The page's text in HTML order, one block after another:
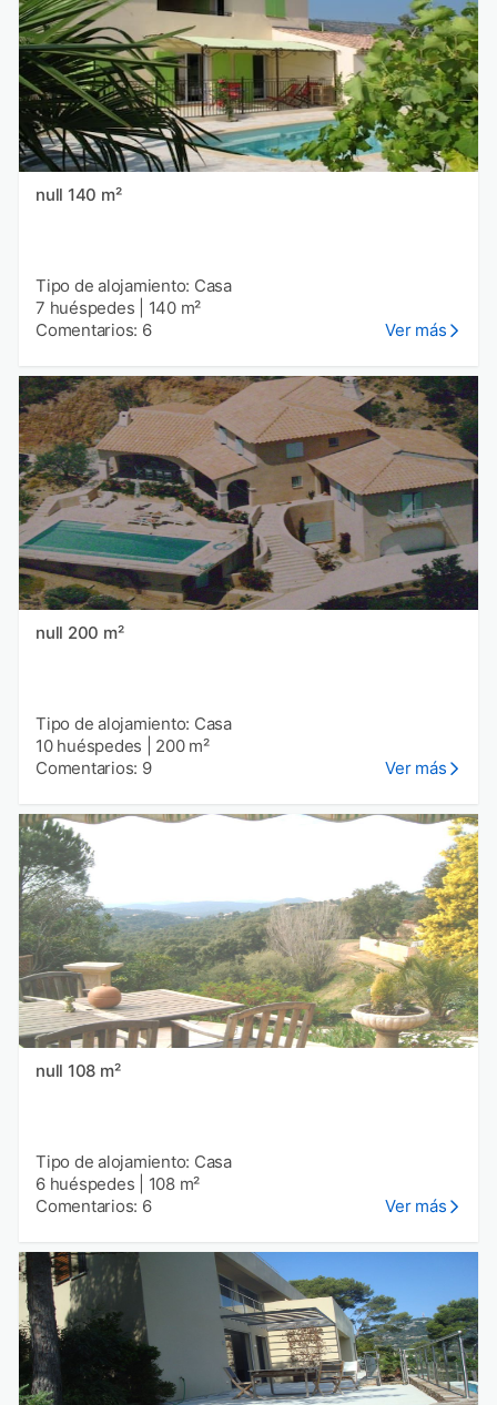
null 140 m²
Tipo de alojamiento: Casa
7 huéspedes
140 m²
Comentarios: 6
Ver más
null 200 m²
Tipo de alojamiento: Casa
10 huéspedes
200 m²
Comentarios: 9
Ver más
null 108 m²
Tipo de alojamiento: Casa
6 huéspedes
108 m²
Comentarios: 6
Ver más